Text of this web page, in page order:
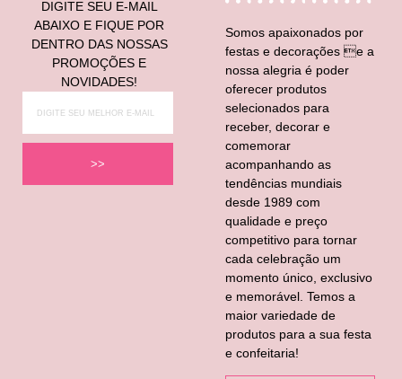
DIGITE SEU E-MAIL
ABAIXO E FIQUE POR
DENTRO DAS NOSSAS
PROMOÇÕES E
NOVIDADES!
>>
Somos apaixonados por
festas e decorações e a
nossa alegria é poder
oferecer produtos
selecionados para
receber, decorar e
comemorar
acompanhando as
tendências mundiais
desde 1989 com
qualidade e preço
competitivo para tornar
cada celebração um
momento único, exclusivo
e memorável. Temos a
maior variedade de
produtos para a sua festa
e confeitaria!